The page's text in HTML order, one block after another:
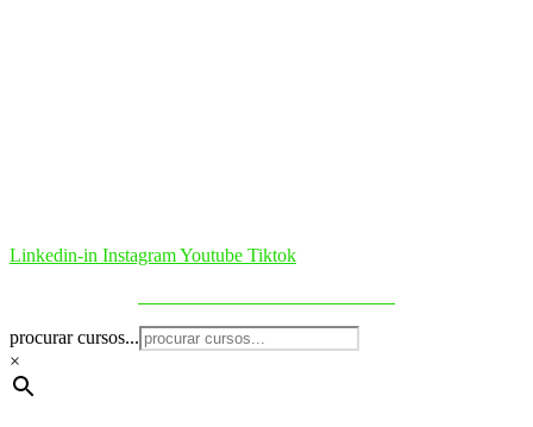
Linkedin-in InstagramYoutube Tiktok
procurar cursos...
×